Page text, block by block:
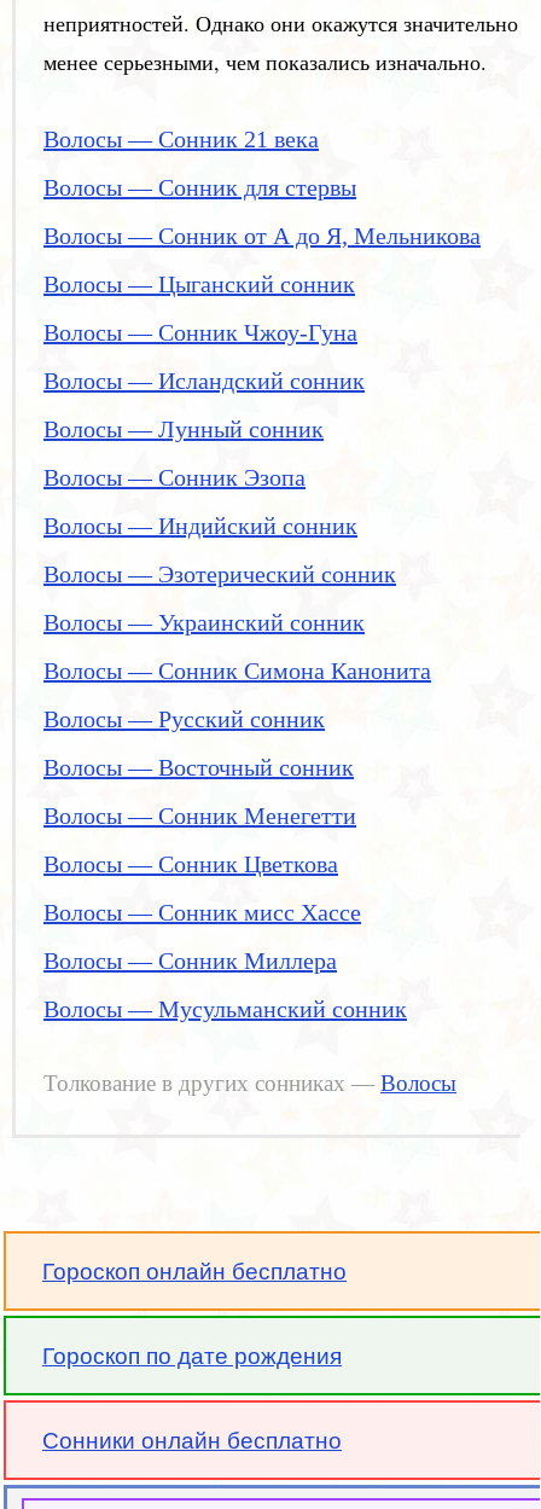
неприятностей. Однако они окажутся значительно
менее серьезными, чем показались изначально.
Волосы — Сонник 21 века
Волосы — Сонник для стервы
Волосы — Сонник от А до Я, Мельникова
Волосы — Цыганский сонник
Волосы — Сонник Чжоу-Гуна
Волосы — Исландский сонник
Волосы — Лунный сонник
Волосы — Сонник Эзопа
Волосы — Индийский сонник
Волосы — Эзотерический сонник
Волосы — Украинский сонник
Волосы — Сонник Симона Канонита
Волосы — Русский сонник
Волосы — Восточный сонник
Волосы — Сонник Менегетти
Волосы — Сонник Цветкова
Волосы — Сонник мисс Хассе
Волосы — Сонник Миллера
Волосы — Мусульманский сонник
Толкование в других сонниках — Волосы
Гороскоп онлайн бесплатно
Гороскоп по дате рождения
Сонники онлайн бесплатно